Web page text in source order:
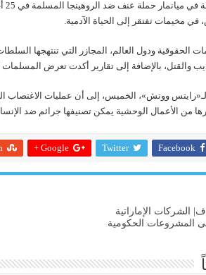
في مخيمات تفتقر إلى الحياة الآدمية.
الحقوقية ودول العالم، المجازر التي تنتهجها
والقتل، بالإضافة إلى تقارير أكدت تعرض المسلمات
ووتش»، الخميس، إلى أن عمليات الاغتصاب
من الأعمال الوحشية يمكن تصنيفها جرائم ضد
Facebook
Twitter
Google +
الشركات الإماراتية
المشروعات الحكومية